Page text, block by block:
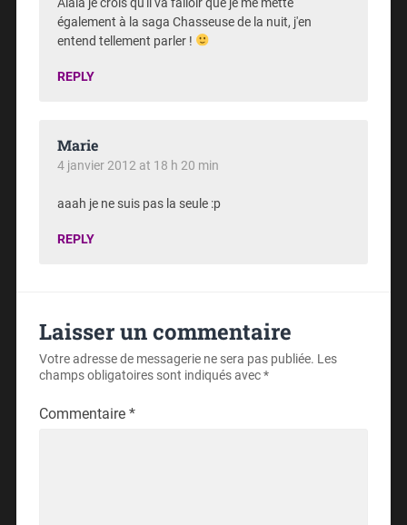
également à la saga Chasseuse de la nuit, j'en
entend tellement parler !
REPLY
Marie
4 janvier 2012 at 18 h 20 min
aaah je ne suis pas la seule :p
REPLY
Laisser un commentaire
Votre adresse de messagerie ne sera pas publiée. Les
champs obligatoires sont indiqués avec*
Commentaire *